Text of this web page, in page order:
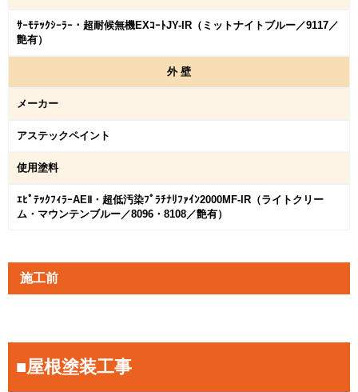
ｻｰﾓﾃｯｸｼｰﾗｰ・超耐候無機EXｺｰﾄJY-IR（ミットナイトブルー／9117／
艶有）
外 壁
メーカー
アステックペイント
使用塗料
ｴﾋﾟﾃｯｸﾌｨﾗｰAEⅡ・超低汚染ﾌﾟﾗﾁﾅﾘﾌｧｲﾝ2000MF-IR（ライトクリー
ム・マウンテンブルー／8096・8108／艶有）
施工前
■屋根塗装工事